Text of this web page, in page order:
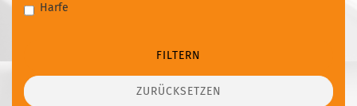
Harfe
FILTERN
ZURÜCKSETZEN